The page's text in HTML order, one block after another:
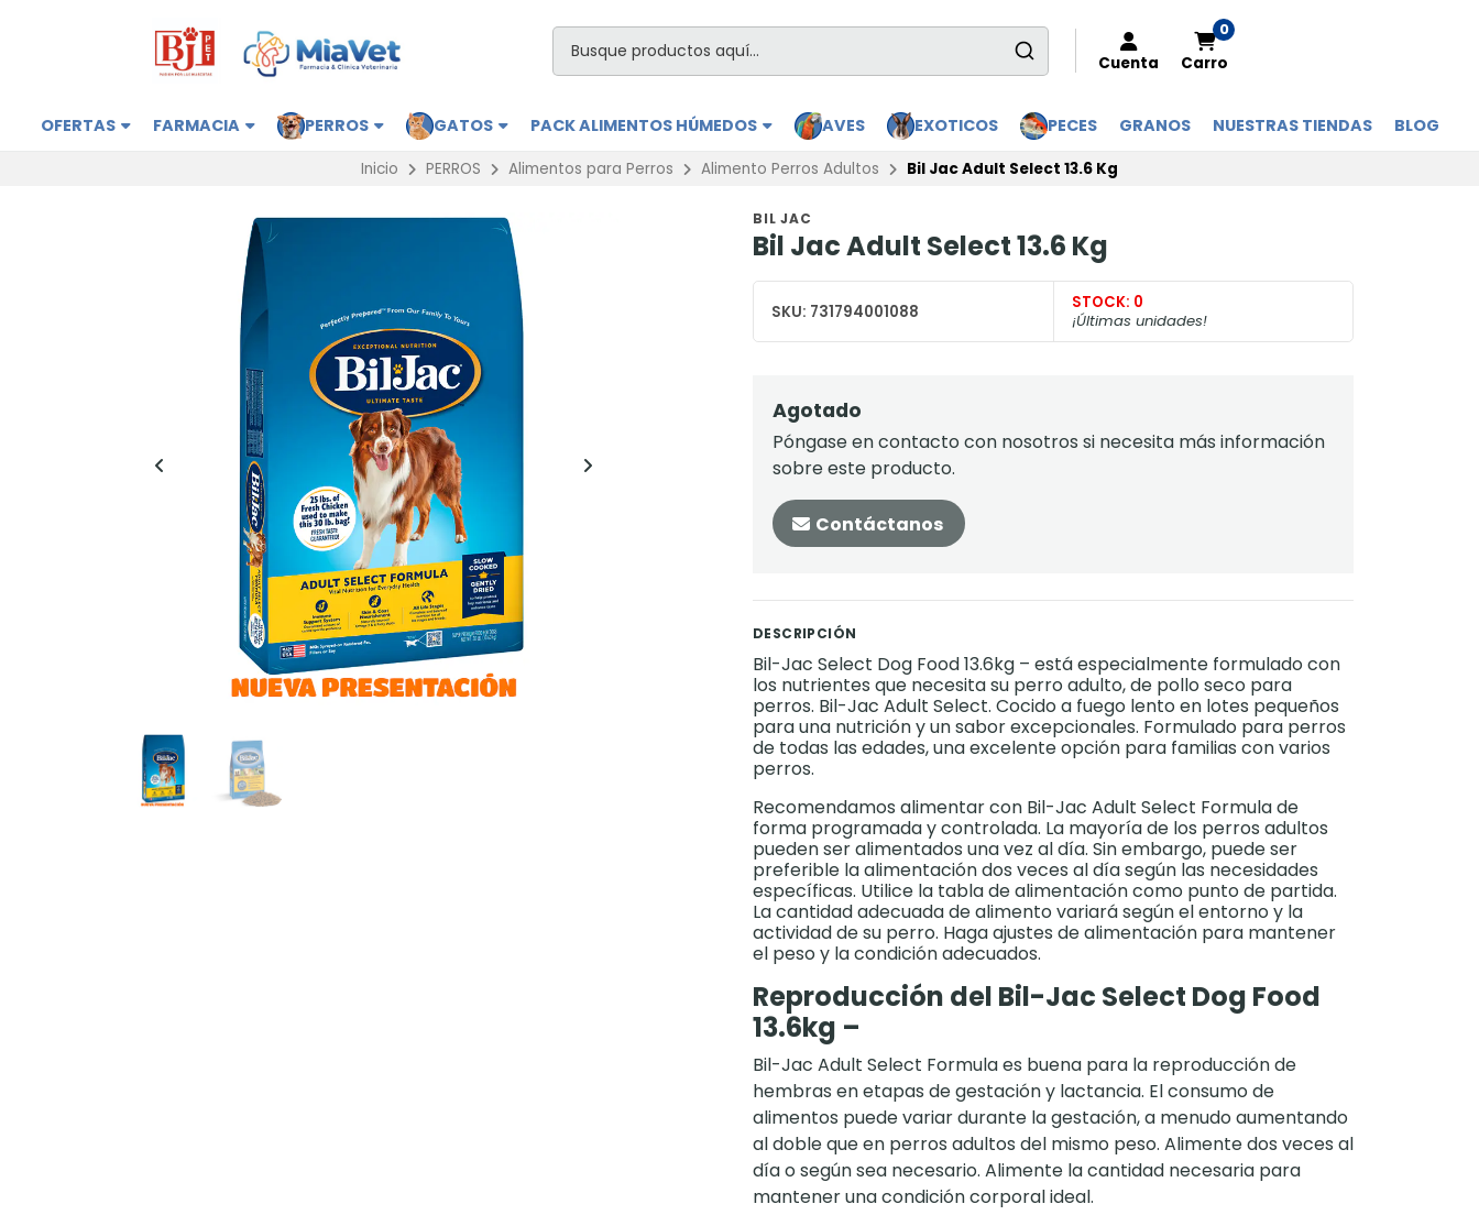
Cuenta
0
Carro
OFERTAS FARMACIA PERROS GATOS PACK ALIMENTOS HÚMEDOS AVES EXOTICOS PECES GRANOS NUESTRAS TIENDAS BLOG
Inicio PERROS Alimentos para Perros Alimento Perros Adultos Bil Jac Adult Select 13.6 Kg
BIL JAC
Bil Jac Adult Select 13.6 Kg
SKU: 731794001088 STOCK: 0
¡Últimas unidades!
Agotado
Póngase en contacto con nosotros si necesita más información
sobre este producto.
Contáctanos
DESCRIPCIÓN
Bil-Jac Select Dog Food 13.6kg – está especialmente formulado con
los nutrientes que necesita su perro adulto, de pollo seco para
perros. Bil-Jac Adult Select. Cocido a fuego lento en lotes pequeños
para una nutrición y un sabor excepcionales. Formulado para perros
de todas las edades, una excelente opción para familias con varios
perros.
Recomendamos alimentar con Bil-Jac Adult Select Formula de
forma programada y controlada. La mayoría de los perros adultos
pueden ser alimentados una vez al día. Sin embargo, puede ser
preferible la alimentación dos veces al día según las necesidades
específicas. Utilice la tabla de alimentación como punto de partida.
La cantidad adecuada de alimento variará según el entorno y la
actividad de su perro. Haga ajustes de alimentación para mantener
el peso y la condición adecuados.
Reproducción del Bil-Jac Select Dog Food
13.6kg –
Bil-Jac Adult Select Formula es buena para la reproducción de
hembras en etapas de gestación y lactancia. El consumo de
alimentos puede variar durante la gestación, a menudo aumentando
al doble que en perros adultos del mismo peso. Alimente dos veces al
día o según sea necesario. Alimente la cantidad necesaria para
mantener una condición corporal ideal.